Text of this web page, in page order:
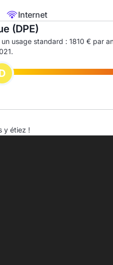
Internet
(DPE)
usage standard : 1810 € par
Indice d'émission de gaz à
y étiez !